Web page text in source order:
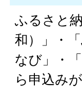
ふるさと
和）」・
なび」・
ら申込み